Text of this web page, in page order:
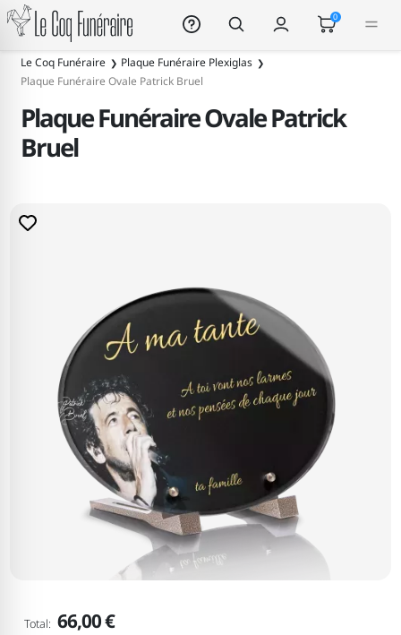
Le Coq Funéraire 0
Le Coq Funéraire
Plaque Funéraire Plexiglas
Plaque Funéraire Ovale Patrick Bruel
Plaque Funéraire Ovale Patrick
Bruel
Total: 66,00 €